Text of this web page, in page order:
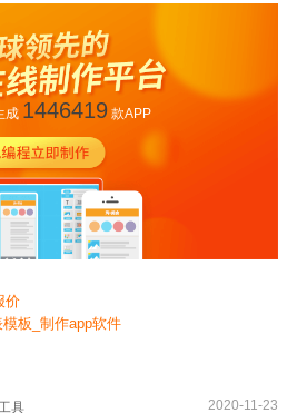
成 1446419款APP
价
板_制作app软件
具 2020-11-23